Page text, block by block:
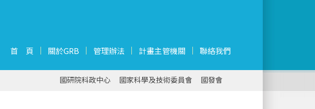
首 頁 關於GRB 管理辦法 計畫主管機關 聯絡我們
國研院科政中心 國家科學及技術委員會 國發會